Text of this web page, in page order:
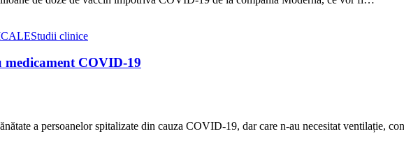
Studii clinice
COVID-19
a persoanelor spitalizate din cauza COVID-19, dar care n-au necesitat ventilație,